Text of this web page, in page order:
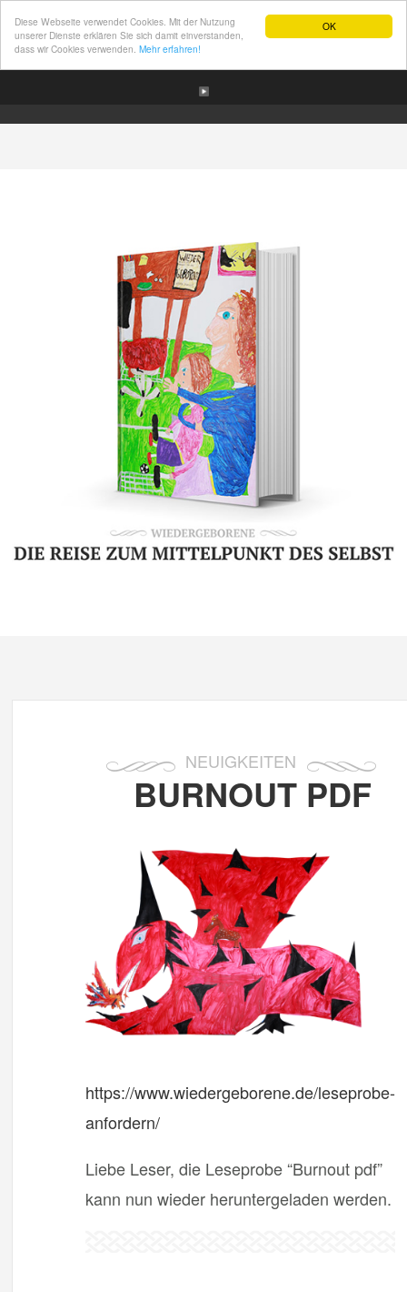
OK
Diese Webseite verwendet Cookies. Mit der Nutzung
unserer Dienste erklären Sie sich damit einverstanden,
dass wir Cookies verwenden. Mehr erfahren!
NEUIGKEITEN
BURNOUT PDF
https://www.wiedergeborene.de/leseprobe-
anfordern/
Liebe Leser, die Leseprobe “Burnout pdf”
kann nun wieder heruntergeladen werden.